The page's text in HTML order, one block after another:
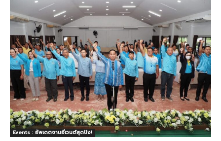
Events : อัพเดตงานอีเวนต์สุดปัง!